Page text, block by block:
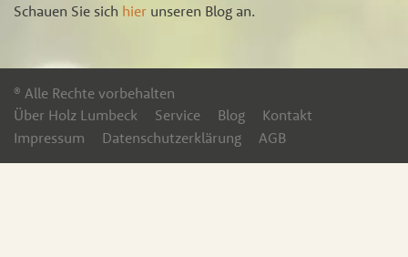
Schauen Sie sich hier unseren Blog an.
® Alle Rechte vorbehalten
Über Holz Lumbeck
Service Blog
Kontakt
Impressum
Datenschutzerklärung AGB